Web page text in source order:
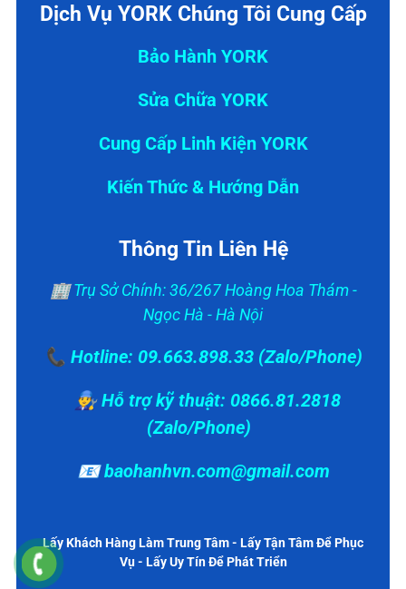
Dịch Vụ YORK Chúng Tôi Cung Cấp
Bảo Hành YORK
Sửa Chữa YORK
Cung Cấp Linh Kiện YORK
Kiến Thức & Hướng Dẫn
Thông Tin Liên Hệ
🏢 Trụ Sở Chính: 36/267 Hoàng Hoa Thám -
Ngọc Hà - Hà Nội
📞 Hotline: 09.663.898.33 (Zalo/Phone)
👨‍🔧 Hỗ trợ kỹ thuật: 0866.81.2818
(Zalo/Phone)
📧 baohanhvn.com@gmail.com
Lấy Khách Hàng Làm Trung Tâm - Lấy Tận Tâm Để Phục
Vụ - Lấy Uy Tín Để Phát Triển